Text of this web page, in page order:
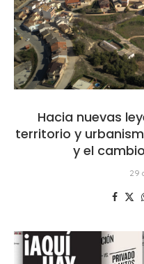
Hacia nuevas
territorio y
y el
29